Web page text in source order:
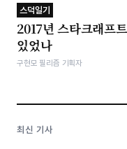
스덕일기
2017년 스타크래프
있었나
구현모 필리즘 기획자
최신 기사